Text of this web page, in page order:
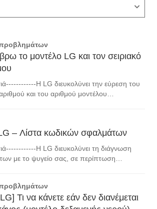
το μοντέλο LG και τον σειριακό
Η LG διευκολύνει την εύρεση του
και του αριθμού μοντέλου
κατηγορίες.Επιλέξτε το ...
– Λίστα κωδικών σφαλμάτων
Η LG διευκολύνει τη διάγνωση
με το ψυγείο σας, σε περίπτωση
μηνύματα, που εμφανίζον...
Τι να κάνετε εάν δεν διανέμεται